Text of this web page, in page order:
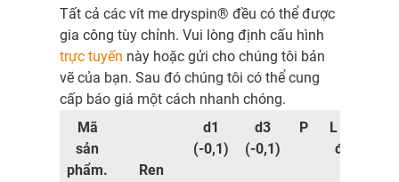
Tất cả các vít me dryspin® đều có thể được
gia công tùy chỉnh. Vui lòng định cấu hình
trực tuyến này hoặc gửi cho chúng tôi bản
vẽ của bạn. Sau đó chúng tôi có thể cung
cấp báo giá một cách nhanh chóng.
Mã
sản
phẩm.
Ren
d1
(-0,1)
d3
(-0,1)
P
L tối
đa